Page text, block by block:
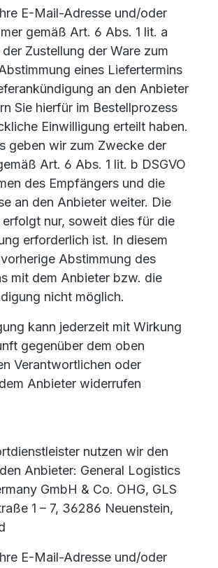
E-Mail-Adresse und/oder
gemäß Art. 6 Abs. 1 lit. a
der Zustellung der Ware zum
eines Liefertermins
an den Anbieter
Sie hierfür im Bestellprozess
Einwilligung erteilt haben.
geben wir zum Zwecke der
Art. 6 Abs. 1 lit. b DSGVO
des Empfängers und die
an den Anbieter weiter. Die
nur, soweit dies für die
erforderlich ist. In diesem
Abstimmung des
mit dem Anbieter bzw. die
nicht möglich.
kann jederzeit mit Wirkung
gegenüber dem oben
Verantwortlichen oder
Anbieter widerrufen
nutzen wir den
Anbieter: General Logistics
GmbH & Co. OHG, GLS
1 – 7, 36286 Neuenstein,
E-Mail-Adresse und/oder